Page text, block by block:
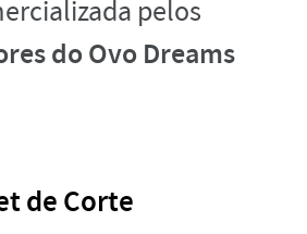
pelos
do Ovo Dreams
de Corte